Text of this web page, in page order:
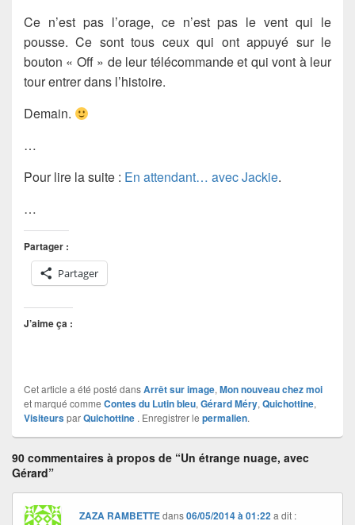
Ce n’est pas l’orage, ce n’est pas le vent qui le
pousse. Ce sont tous ceux qui ont appuyé sur le
bouton « Off » de leur télécommande et qui vont à leur
tour entrer dans l’histoire.
Demain.
…
Pour lire la suite : En attendant… avec Jackie.
…
Partager :
Partager
J’aime ça :
Cet article a été posté dansArrêt sur image, Mon nouveau chez moi
et marqué comme Contes du Lutin bleu, Gérard Méry, Quichottine,
VisiteursparQuichottine . Enregistrer le permalien.
90 commentaires à propos de “Un étrange nuage, avec
Gérard”
ZAZA RAMBETTEdans06/05/2014 à 01:22 a dit :